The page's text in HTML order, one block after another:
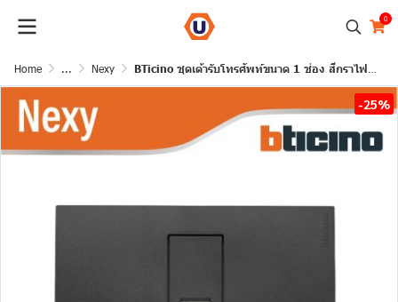
0
Home ... Nexy BTicino ชุดเต้ารับโทรศัพท์ขนาด 1 ช่อง สีกราไฟต์ RJ11 connector type K10 1 module Graphite รุ่น Nexy
-25%